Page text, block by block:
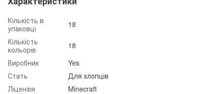
Кількість в
упаковці
18
Кількість
кольорів
18
Виробник
Yes
Стать
Для хлопців
Ліцензія
Minecraft